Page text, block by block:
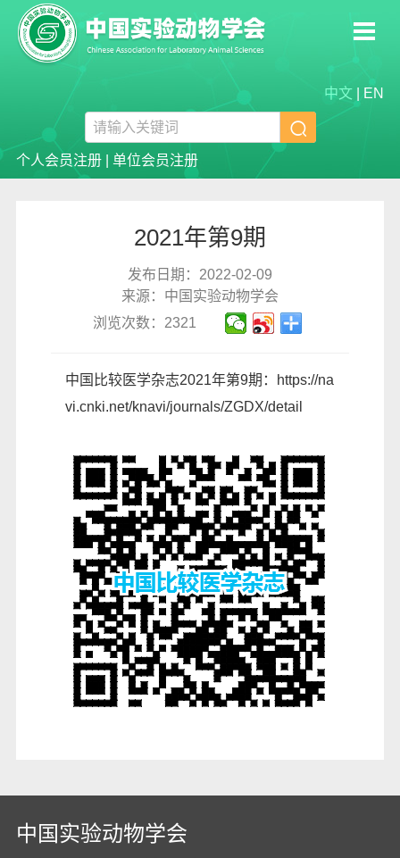
中文 EN

个人会员注册| 单位会员注册
2021年第9期
发布日期：2022-02-09
来源：中国实验动物学会
浏览次数：2321
中国比较医学杂志2021年第9期：
https://na
vi.cnki.net/knavi/journals/ZGDX/detail
中国实验动物学会